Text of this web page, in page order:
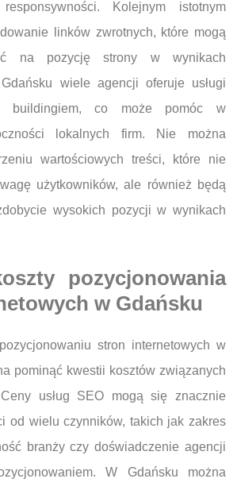
Kolejnym istotnym
linków zwrotnych, które mogą
na pozycję strony w wynikach
wiele agencji oferuje usługi
buildingiem, co może pomóc w
lokalnych firm. Nie można
wartościowych treści, które nie
użytkowników, ale również będą
wysokich pozycji w wynikach
pozycjonowania
w Gdańsku
stron internetowych w
pominąć kwestii kosztów związanych
usług SEO mogą się znacznie
od wielu czynników, takich jak zakres
branży czy doświadczenie agencji
W Gdańsku można